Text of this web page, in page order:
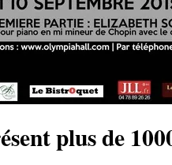
plus de